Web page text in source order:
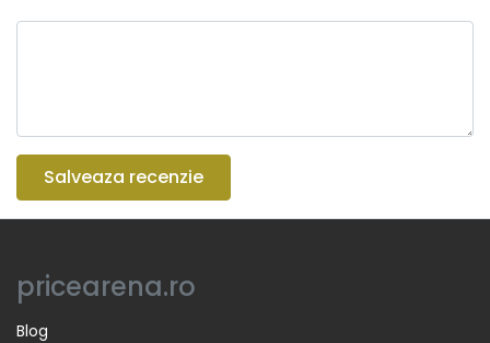
Salveaza recenzie
pricearena.ro
Blog